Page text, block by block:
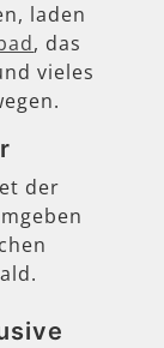
laden
, das
vieles
der